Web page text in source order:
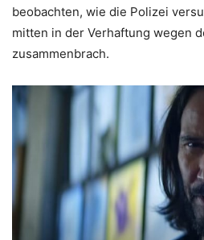
beobachten, wie die Polizei
mitten in der Verhaftung wegen
zusammenbrach.